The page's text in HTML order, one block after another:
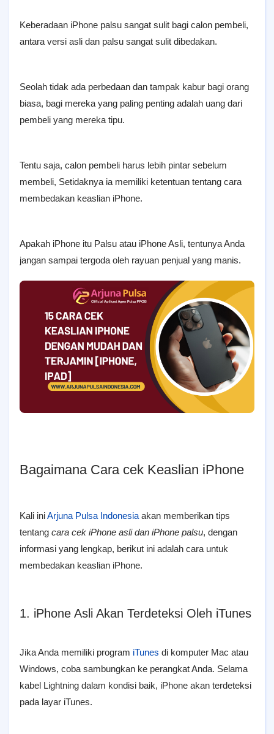
Keberadaan iPhone palsu sangat sulit bagi calon pembeli,
antara versi asli dan palsu sangat sulit dibedakan.
Seolah tidak ada perbedaan dan tampak kabur bagi orang
biasa, bagi mereka yang paling penting adalah uang dari
pembeli yang mereka tipu.
Tentu saja, calon pembeli harus lebih pintar sebelum
membeli, Setidaknya ia memiliki ketentuan tentang cara
membedakan keaslian iPhone.
Apakah iPhone itu Palsu atau iPhone Asli, tentunya Anda
jangan sampai tergoda oleh rayuan penjual yang manis.
Bagaimana Cara cek Keaslian iPhone
Kali iniArjuna Pulsa Indonesia akan memberikan tips
tentang cara cek iPhone asli dan iPhone palsu, dengan
informasi yang lengkap, berikut ini adalah cara untuk
membedakan keaslian iPhone.
1. iPhone Asli Akan Terdeteksi Oleh iTunes
Jika Anda memiliki program iTunes di komputer Mac atau
Windows, coba sambungkan ke perangkat Anda. Selama
kabel Lightning dalam kondisi baik, iPhone akan terdeteksi
pada layar iTunes.